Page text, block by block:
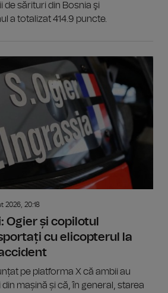
de sărituri din Bosnia şi
a totalizat 414.9 puncte.
2026, 20:18
Ogier și copilotul
cu elicopterul la
pe platforma X că ambii au
mașină și că, în general, starea